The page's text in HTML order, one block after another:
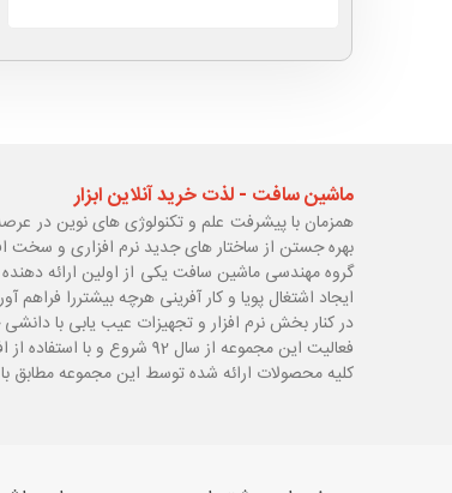
ماشین سافت - لذت خرید آنلاین ابزار
همزمان با پیشرفت علم و تکنولوژی های نوین در
بهره جستن از ساختار های جدید نرم افزاری و سخت
گروه مهندسی ماشین سافت یکی از اولین ارائه
ایجاد اشتغال پویا و کار آفرینی هرچه بیشتررا فراهم
در کنار بخش نرم افزار و تجهیزات عیب یابی با دانشی
فعالیت این مجموعه از سال 92 شروع و با استفاده از افراد مجرب و با سابقه توانسته قدم های محکمی در زمینه های مختلف اعم از ابزار ، تجهیزات تعمیرگاهی و عیب یابی بردارد.
کلیه محصولات ارائه شده توسط این مجموعه مطابق